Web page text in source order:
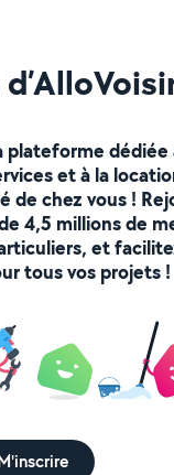
plateforme dédiée
et à la
de chez vous !
4,5 millions de
et
tous vos projets !